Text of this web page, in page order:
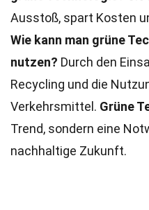
Ausstoß, spart Kosten
Wie kann man grüne
nutzen? Durch den
Recycling und die
Verkehrsmittel. Grüne
Trend, sondern eine
nachhaltige Zukunft.